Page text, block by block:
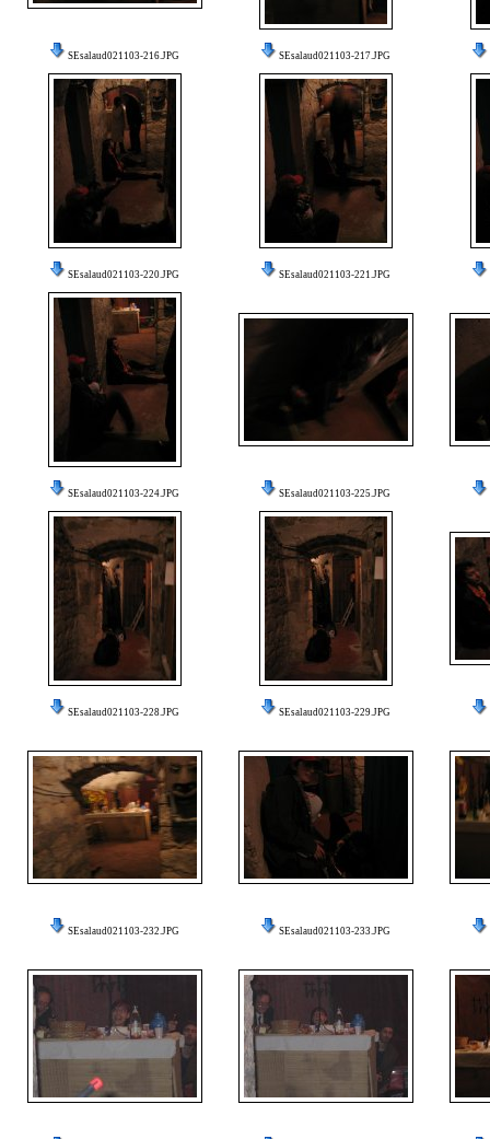
SEsalaud021103-216.JPG SEsalaud021103-217.JPG
SEsalaud021103-220.JPG SEsalaud021103-221.JPG
SEsalaud021103-224.JPG SEsalaud021103-225.JPG
SEsalaud021103-228.JPG SEsalaud021103-229.JPG
SEsalaud021103-232.JPG SEsalaud021103-233.JPG